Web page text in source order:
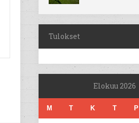
Tulokset
Elokuu 2026
M T K T P